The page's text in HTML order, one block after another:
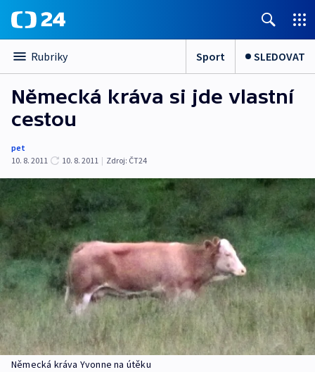
Rubriky Sport SLEDOVAT
Německá kráva si jde vlastní
cestou
pet
10. 8. 2011
10. 8. 2011 | Zdroj: ČT24
Německá kráva Yvonne na útěku